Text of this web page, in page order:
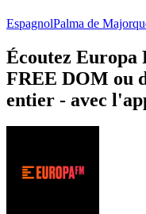
EspagnolPalma de
Écoutez
FREE DOM ou
entier - avec